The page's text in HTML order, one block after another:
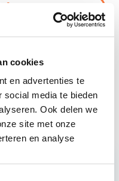
cookies
en advertenties te
social media te bieden
Ook delen we
site met onze
en analyse
&
10 sep
Start wo 16 sep
Start do 24 sep